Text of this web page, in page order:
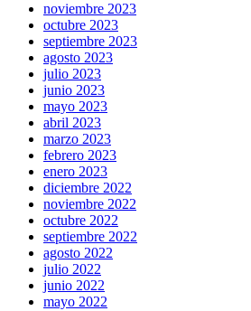
noviembre 2023
octubre 2023
septiembre 2023
agosto 2023
julio 2023
junio 2023
mayo 2023
abril 2023
marzo 2023
febrero 2023
enero 2023
diciembre 2022
noviembre 2022
octubre 2022
septiembre 2022
agosto 2022
julio 2022
junio 2022
mayo 2022